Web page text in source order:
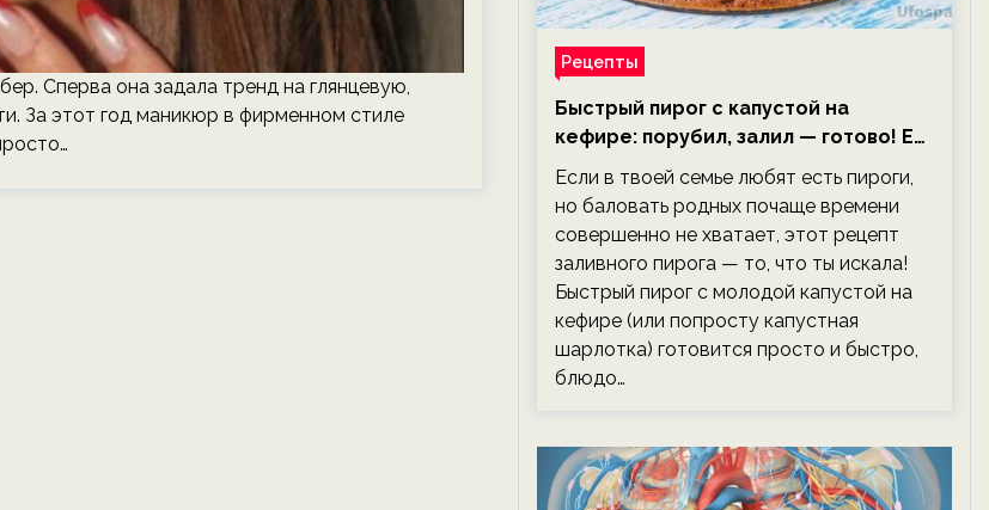
Сперва она задала тренд на глянцевую,
За этот год маникюр в фирменном стиле
Рецепты
Быстрый пирог с капустой на
кефире: порубил, залил — готово! Ем,
не тревожась о фигуре!
Если в твоей семье любят есть пироги,
но баловать родных почаще времени
совершенно не хватает, этот рецепт
заливного пирога — то, что ты искала!
Быстрый пирог с молодой капустой на
кефире (или попросту капустная
шарлотка) готовится просто и быстро,
блюдо…